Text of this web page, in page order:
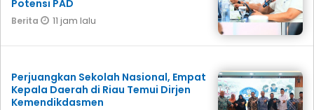
Potensi PAD
Berita 11 jam lalu
Perjuangkan Sekolah Nasional, Empat
Kepala Daerah di Riau Temui Dirjen
Kemendikdasmen